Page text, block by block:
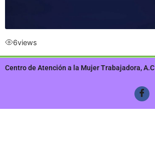
6views
Centro de Atención a la Mujer Trabajadora, A.C